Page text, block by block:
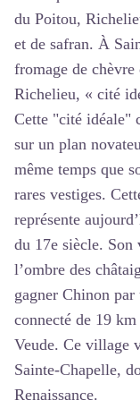
du Poitou,
et de safran. À
fromage de chèvre
Richelieu, « cité
Cette "cité idéale"
sur un plan
même temps que
rares vestiges.
représente
du 17e siècle. Son
l’ombre des
gagner Chinon
connecté de 19
Veude. Ce village
Sainte-Chapelle,
Renaissance.